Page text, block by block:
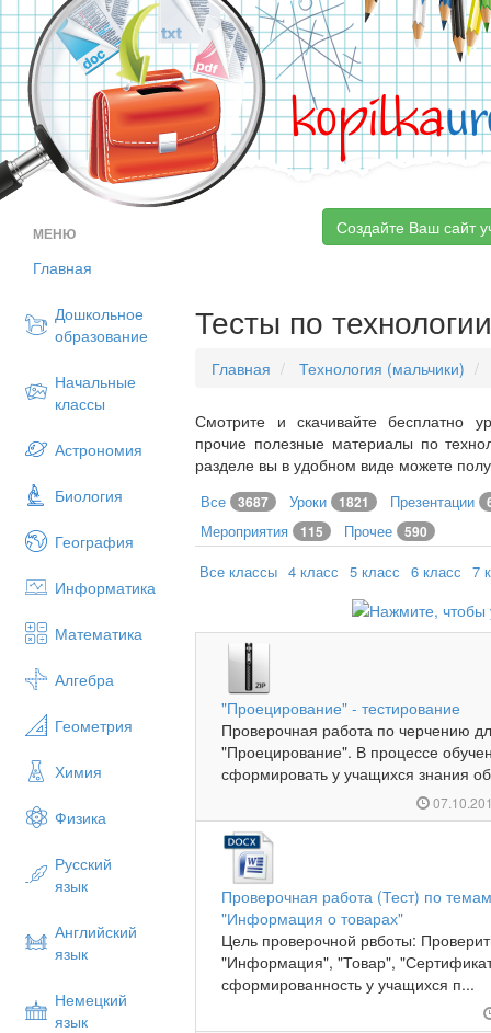
kopilka
МЕНЮ
Главная
Дошкольное
образование
Начальные
классы
Астрономия
Биология
География
Информатика
Математика
Алгебра
Геометрия
Химия
Физика
Русский
язык
Английский
язык
Немецкий
язык
Создайте Ваш сайт
Тесты по
Главная Технология (мальчики)
Смотрите и скачивайте бесплатно
прочие полезные материалы по
разделе вы в удобном виде можете
Все 3687 Уроки 1821 Презентации
Мероприятия 115 Прочее 590
Все классы 4 класс 5 класс 6 класс 7
"Проецирование" - тестирование
Проверочная работа по черчению
"Проецирование". В процессе
сформировать у учащихся знания
Проверочная работа (Тест) по
"Информация о товарах"
Цель проверочной рвботы:
"Информация", "Товар",
сформированность у учащихся п...